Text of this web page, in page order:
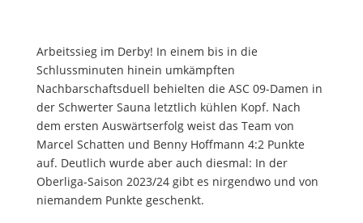
Arbeitssieg im Derby! In einem bis in die
Schlussminuten hinein umkämpften
Nachbarschaftsduell behielten die ASC 09-Damen in
der Schwerter Sauna letztlich kühlen Kopf. Nach
dem ersten Auswärtserfolg weist das Team von
Marcel Schatten und Benny Hoffmann 4:2 Punkte
auf. Deutlich wurde aber auch diesmal: In der
Oberliga-Saison 2023/24 gibt es nirgendwo und von
niemandem Punkte geschenkt.